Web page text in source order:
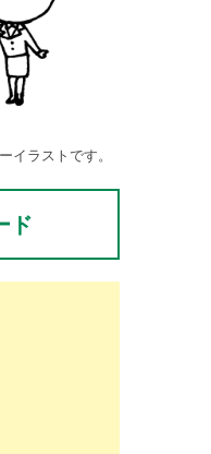
イラストです。
ド